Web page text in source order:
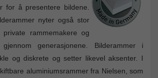
for å presentere bildene.
nyter også stor
private rammemakere og
gjennom generasjonene. Bilderammer i
og diskrete og setter likevel aksenter. I
aluminiumsrammer fra Nielsen, som